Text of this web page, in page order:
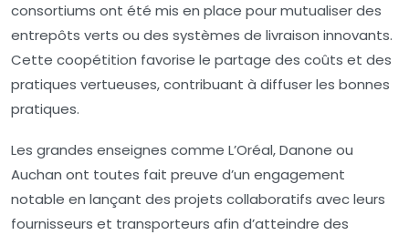
consortiums ont été mis en place pour mutualiser des
entrepôts verts ou des systèmes de livraison innovants.
Cette coopétition favorise le partage des coûts et des
pratiques vertueuses, contribuant à diffuser les bonnes
pratiques.
Les grandes enseignes comme L’Oréal, Danone ou
Auchan ont toutes fait preuve d’un engagement
notable en lançant des projets collaboratifs avec leurs
fournisseurs et transporteurs afin d’atteindre des